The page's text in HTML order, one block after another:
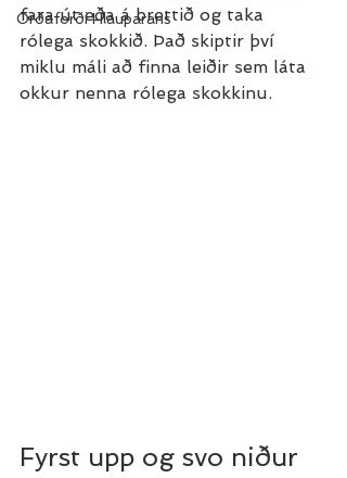
Orðaforði Hlauparans
fara út eða á brettið og taka
rólega skokkið. Það skiptir því
miklu máli að finna leiðir sem láta
okkur nenna rólega skokkinu.
Fyrst upp og svo niður